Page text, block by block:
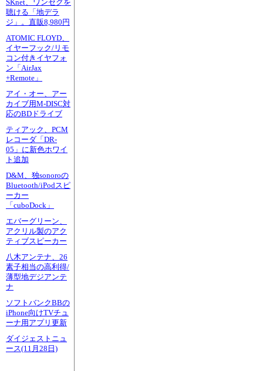
SKnet、ワンセグを
聴ける「地デラ
ジ」。直販8,980円
ATOMIC FLOYD、
イヤーフック/リモ
コン付きイヤフォ
ン「AirJax
+Remote」
アイ・オー、アー
カイブ用M-DISC対
応のBDドライブ
ティアック、PCM
レコーダ「DR-
05」に新色ホワイ
ト追加
D&M、独sonoroの
Bluetooth/iPodスピ
ーカー
「cuboDock」
エバーグリーン、
アクリル製のアク
ティブスピーカー
八木アンテナ、26
素子相当の高利得/
薄型地デジアンテ
ナ
ソフトバンクBBの
iPhone向けTVチュ
ーナ用アプリ更新
ダイジェストニュ
ース(11月28日)